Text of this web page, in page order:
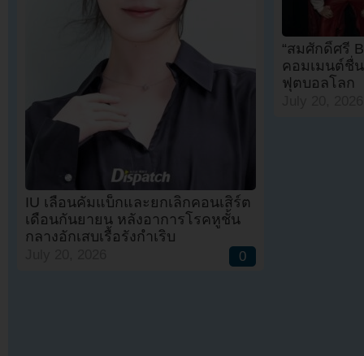
IU เลื่อนคัมแบ็กและยกเลิกคอนเสิร์ต
เดือนกันยายน หลังอาการโรคหูชั้น
กลางอักเสบเรื้อรังกำเริบ
0
“สมศักดิ์ศรี
คอมเมนต์ชื่
ฟุตบอลโลก